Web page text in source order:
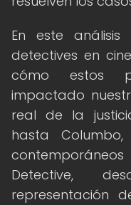
En este
detectives en
cómo estos
impactado
real de la
hasta
Detective,
representación